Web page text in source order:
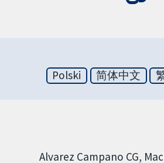
简体中文
Polski
Alvarez Campano CG